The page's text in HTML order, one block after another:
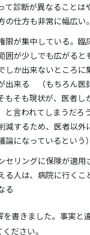
て診断が異なることは
の仕方も非常に幅広い。
限が集中している。臨
囲が少しでも広がると
しか出来ないところに
出来る （もちろん医
もそも現状が、医者し
と言われてしまうだろ
減するため、医者以外
論になっているという）
セリングに保険が適用
る人は、病院に行くこ
る
を書きました。事実と
ださい。